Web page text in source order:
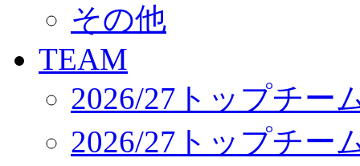
サステナビリティ
Web制作支援
応援プロジェクト
その他
TEAM
2026/27トップチー
2026/27トップチー